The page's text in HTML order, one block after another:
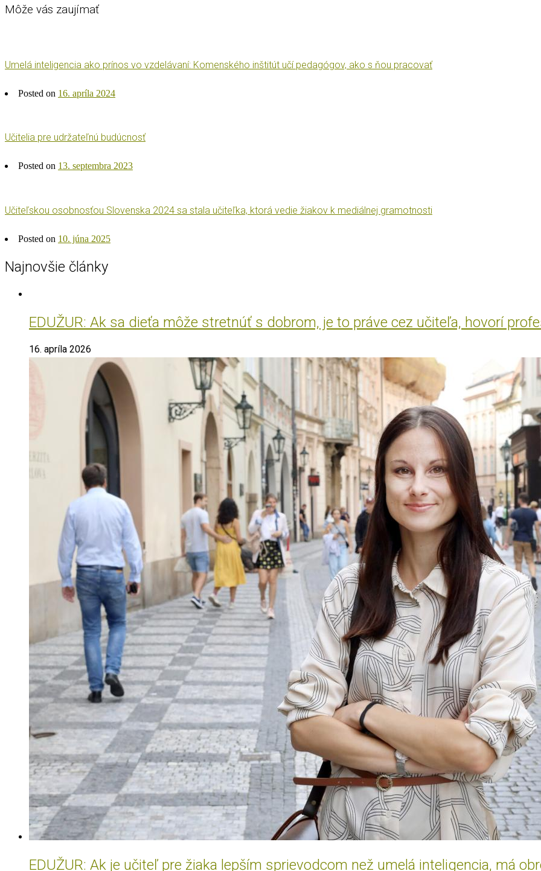
Môže vás zaujímať
Umelá inteligencia ako prínos vo vzdelávaní: Komenského inštitút učí pedagógov, ako s ňou pracovať
Posted on 16. apríla 2024
Učitelia pre udržateľnú budúcnosť
Posted on 13. septembra 2023
Učiteľskou osobnosťou Slovenska 2024 sa stala učiteľka, ktorá vedie žiakov k mediálnej gramotnosti
Posted on 10. júna 2025
Najnovšie články
EDUŽUR: Ak sa dieťa môže stretnúť s dobrom, je to práve cez učiteľa, hovorí
16. apríla 2026
EDUŽUR: Ak je učiteľ pre žiaka lepším sprievodcom než umelá inteligencia, má